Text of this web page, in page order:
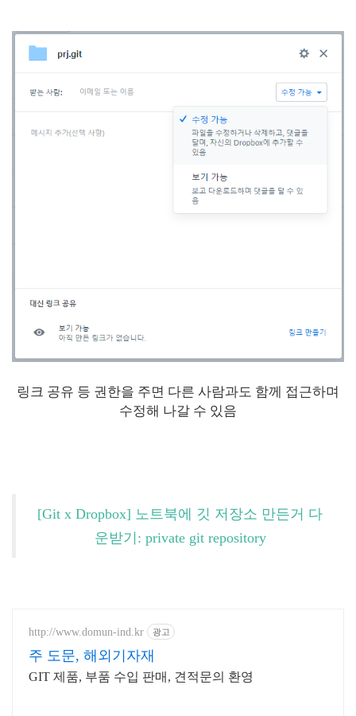
링크 공유 등 권한을 주면 다른 사람과도 함께 접근하며
수정해 나갈 수 있음
[Git x Dropbox] 노트북에 깃 저장소 만든거 다
운받기: private git repository
http://www.domun-ind.kr 광고
주 도문, 해외기자재
GIT 제품, 부품 수입 판매, 견적문의 환영